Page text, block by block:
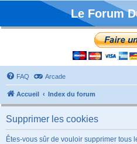
Le Forum
FAQ Arcade
Accueil Index du forum
Supprimer les cookies
Êtes-vous sûr de vouloir supprimer tous